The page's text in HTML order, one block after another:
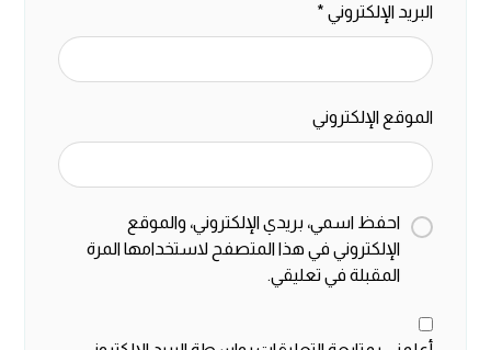
البريد الإلكتروني *
الموقع الإلكتروني
احفظ اسمي، بريدي الإلكتروني، والموقع
الإلكتروني في هذا المتصفح لاستخدامها المرة
المقبلة في تعليقي.